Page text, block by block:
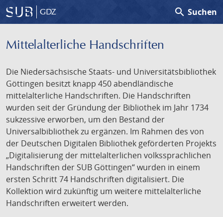
GDZ search Suchen
Mittelalterliche Handschriften
Die Niedersächsische Staats- und Universitätsbibliothek
Göttingen besitzt knapp 450 abendländische
mittelalterliche Handschriften. Die Handschriften
wurden seit der Gründung der Bibliothek im Jahr 1734
sukzessive erworben, um den Bestand der
Universalbibliothek zu ergänzen. Im Rahmen des von
der Deutschen Digitalen Bibliothek geförderten Projekts
„Digitalisierung der mittelalterlichen volkssprachlichen
Handschriften der SUB Göttingen“ wurden in einem
ersten Schritt 74 Handschriften digitalisiert. Die
Kollektion wird zukünftig um weitere mittelalterliche
Handschriften erweitert werden.